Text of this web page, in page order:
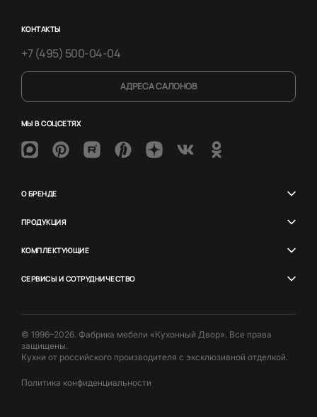
КОНТАКТЫ
+7 (495) 500-04-04
АДРЕСА САЛОНОВ
МЫ В СОЦСЕТЯХ
О БРЕНДЕ
ПРОДУКЦИЯ
КОМПЛЕКТУЮЩИЕ
СЕРВИСЫ И СОТРУДНИЧЕСТВО
© 1996–2026. Фабрика мебели «Кухонный Двор». Все права
защищены.
Кухни от российского производителя с эксклюзивной отделкой.
Политика конфиденциальности